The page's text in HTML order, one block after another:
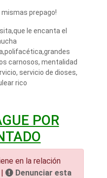
mismas prepago!
le encanta el
carnosos, mentalidad
servicio de dioses,
rico
POR
en la relación
Denunciar esta